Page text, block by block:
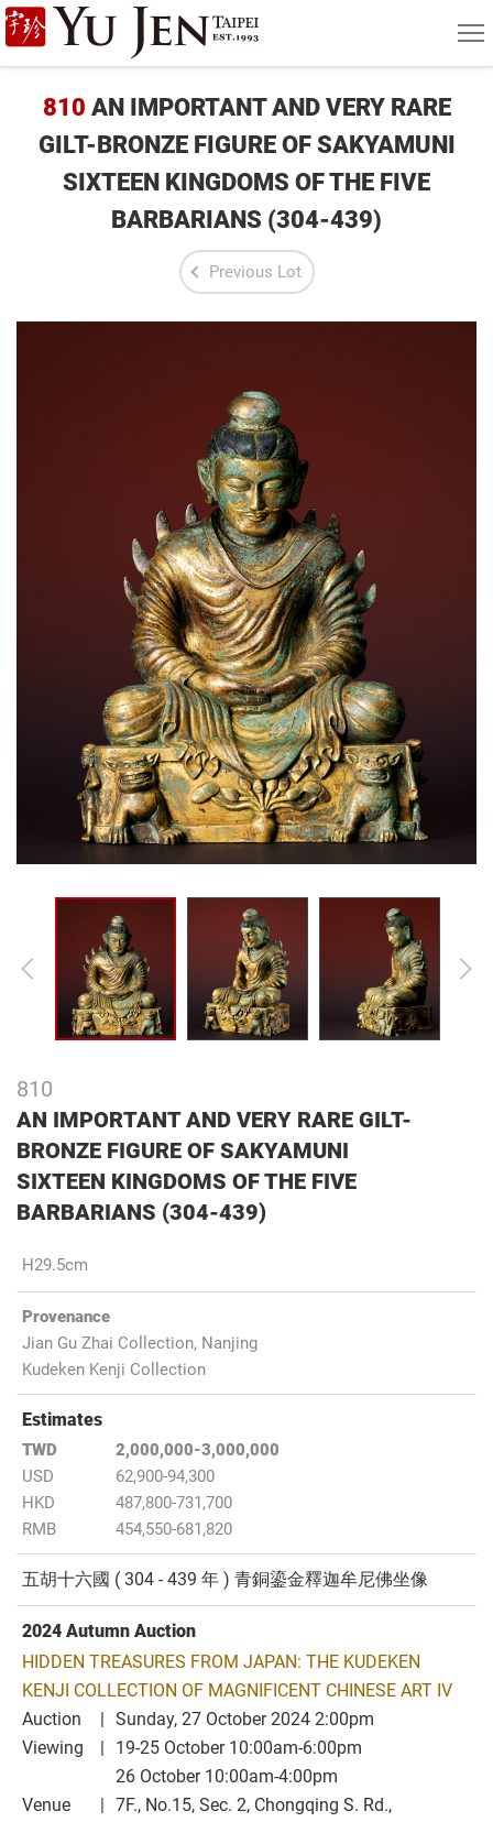
Yu
Jen
Taipei
Art
Antique
810 AN IMPORTANT AND VERY RARE
GILT-BRONZE FIGURE OF SAKYAMUNI
SIXTEEN KINGDOMS OF THE FIVE
BARBARIANS (304-439)
Previous Lot
810
AN IMPORTANT AND VERY RARE GILT-
BRONZE FIGURE OF SAKYAMUNI
SIXTEEN KINGDOMS OF THE FIVE
BARBARIANS (304-439)
H29.5cm
Provenance
Jian Gu Zhai Collection, Nanjing
Kudeken Kenji Collection
Estimates
TWD
2,000,000-3,000,000
USD
62,900-94,300
HKD
487,800-731,700
RMB
454,550-681,820
五胡十六國 ( 304 - 439 年 ) 青銅鎏金釋迦牟尼佛坐像
2024 Autumn Auction
HIDDEN TREASURES FROM JAPAN: THE KUDEKEN
KENJI COLLECTION OF MAGNIFICENT CHINESE ART IV
Auction
Sunday, 27 October 2024 2:00pm
Viewing
19-25 October 10:00am-6:00pm
26 October 10:00am-4:00pm
Venue
7F., No.15, Sec. 2, Chongqing S. Rd.,